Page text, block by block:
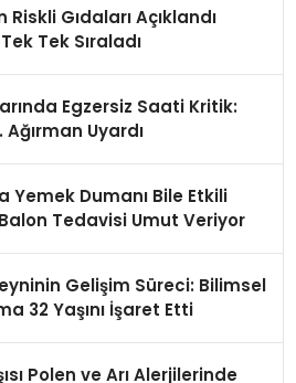
Riskli Gıdaları Açıklandı
Tek Sıraladı
Egzersiz Saati Kritik:
Ağırman Uyardı
Yemek Dumanı Bile Etkili
Tedavisi Umut Veriyor
Gelişim Süreci: Bilimsel
32 Yaşını İşaret Etti
Polen ve Arı Alerjilerinde